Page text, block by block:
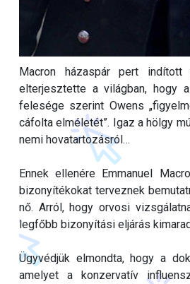
Macron házaspár pert
elterjesztette a világban, hogy
felesége szerint Owens
cáfolta elméletét”. Igaz a hölgy
nemi hovatartozásról…
Ennek ellenére Emmanuel
bizonyítékokat terveznek
nő. Arról, hogy orvosi
legfőbb bizonyítási eljárás
Ügyvédjük elmondta, hogy a
amelyet a konzervatív